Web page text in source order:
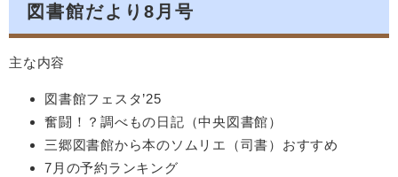
図書館だより8月号
主な内容
図書館フェスタ’25
奮闘！？調べもの日記（中央図書館）
三郷図書館から本のソムリエ（司書）おすすめ
7月の予約ランキング